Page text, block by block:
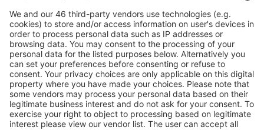
Sicher planen
Buchen ohne Sorgen mit einer kostenlosen
Stornierungsoption.
Mehr sparen
Attraktive Preise und Spezialangebote für eingeloggte
Benutzer.
Unterkünfte, die Sie mögen